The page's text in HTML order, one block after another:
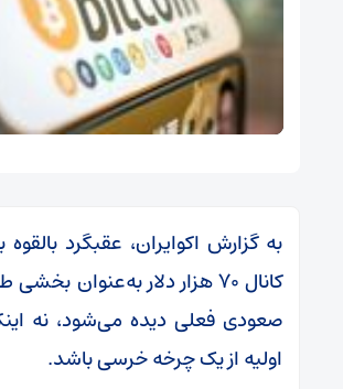
به گزارش اکوایران، عقبگرد
کانال ۷۰ هزار دلار به‌عنوان
صعودی فعلی دیده می‌شود،‌ نه
اولیه از یک چرخه خرسی باشد.